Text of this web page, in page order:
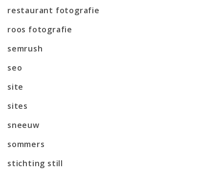
restaurant fotografie
roos fotografie
semrush
seo
site
sites
sneeuw
sommers
stichting still